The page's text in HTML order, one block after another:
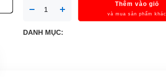
Thêm vào giỏ
và mua sản phẩm khác
DANH MỤC: